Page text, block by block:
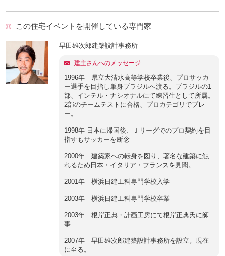
この住宅イベントを開催している専門家
早田雄次郎建築設計事務所
建主さんへのメッセージ
1996年 県立大清水高等学校卒業後、プロサッカ
ー選手を目指し単身ブラジルへ渡る。ブラジルの1
部、インテル・ナシオナルにて練習生として所属。
2部のチームテストに合格、プロカテゴリでプレ
ー。
1998年 日本に帰国後、Ｊリーグでのプロ契約を目
指すもサッカーを断念
2000年 建築家への転身を図り、著名な建築に触
れるため日本・イタリア・フランスを見聞。
2001年 横浜日建工科専門学校入学
2003年 横浜日建工科専門学校卒業
2003年 根岸正典・計画工房にて根岸正典氏に師
事
2007年 早田雄次郎建築設計事務所を設立。現在
に至る。